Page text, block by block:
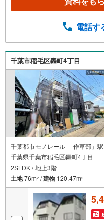
クロゼットを備え
分千葉市立千草台
者様限定！プレゼン
ゼント情報欄をご参
ト】最寄り駅から徒
周辺環境充実の暮ら
電話す
千葉市稲毛区轟町4丁目
千葉都市モノレール 「作草部」
千葉県千葉市稲毛区轟町4丁目
2SLDK / 地上3階
土地76m2 /建物 120.47m2